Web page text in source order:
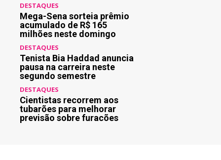
DESTAQUES
Mega-Sena sorteia prêmio
acumulado de R$ 165
milhões neste domingo
DESTAQUES
Tenista Bia Haddad anuncia
pausa na carreira neste
segundo semestre
DESTAQUES
Cientistas recorrem aos
tubarões para melhorar
previsão sobre furacões